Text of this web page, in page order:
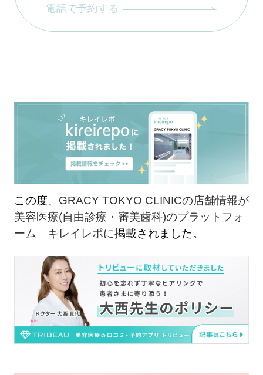
電話で予約する
この度、 GRACY TOKYO CLINICの店舗情報が
美容医療(自由診療・審美歯科)のプラットフォ
ーム キレイレポに掲載されました。